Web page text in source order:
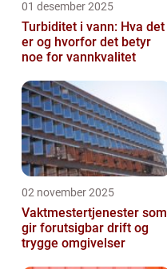
01 desember 2025
Turbiditet i vann: Hva det
er og hvorfor det betyr
noe for vannkvalitet
02 november 2025
Vaktmestertjenester som
gir forutsigbar drift og
trygge omgivelser